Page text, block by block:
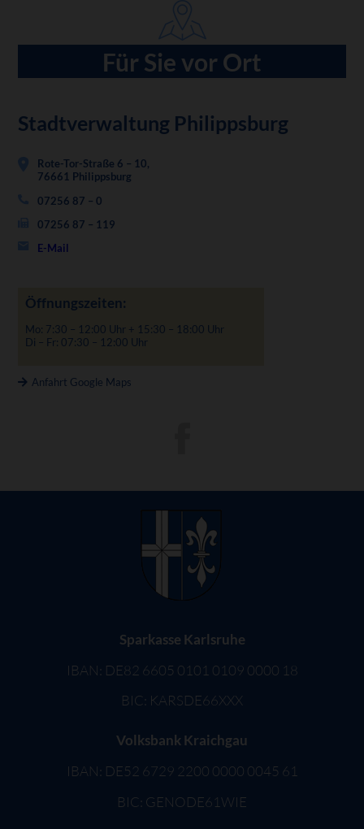
Für Sie vor Ort
Stadtverwaltung Philippsburg
Rote-Tor-Straße 6 – 10,
76661 Philippsburg
07256 87 – 0
07256 87 – 119
E-Mail
Öffnungszeiten:
Mo: 7:30 – 12:00 Uhr + 15:30 – 18:00 Uhr
Di – Fr: 07:30 – 12:00 Uhr
Anfahrt Google Maps
Sparkasse Karlsruhe
IBAN: DE82 6605 0101 0109 0000 18
BIC: KARSDE66XXX
Volksbank Kraichgau
IBAN: DE52 6729 2200 0000 0045 61
BIC: GENODE61WIE